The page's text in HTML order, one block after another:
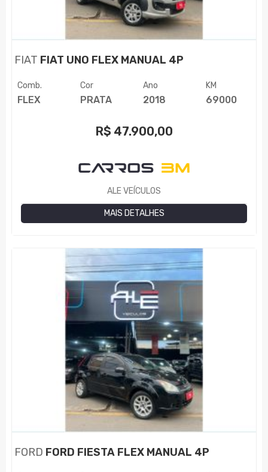
FIAT FIAT UNO FLEX MANUAL 4P
Comb.
FLEX
Cor
PRATA
Ano
2018
KM
69000
R$ 47.900,00
ALE VEÍCULOS
MAIS DETALHES
FORD FORD FIESTA FLEX MANUAL 4P